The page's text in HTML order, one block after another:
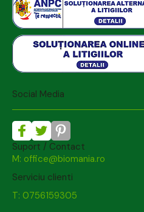
Social Media
Suport / Contact
M: office@biomania.ro
Serviciu clienti
T: 0756159305